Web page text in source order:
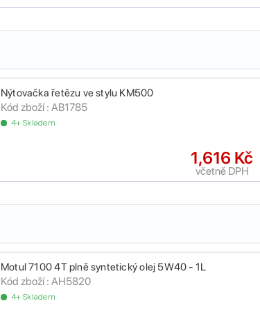
Nýtovačka řetězu ve stylu KM500
Kód zboží : AB1785
4+ Skladem
1,616 Kč
včetně DPH
Motul 7100 4T plně syntetický olej 5W40 - 1L
Kód zboží : AH5820
4+ Skladem